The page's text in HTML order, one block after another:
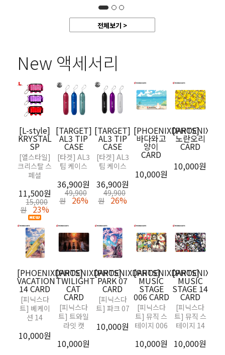
전체보기 >
New 액세서리
[L-style]
KRYSTAL
SP
[엘스타일]
크리스탈 스
페셜
11,500원
15,000
원
23%
[TARGET]
AL3 TIP
CASE
[타겟] AL3
팁 케이스
36,900원
49,900
원
26%
[TARGET]
AL3 TIP
CASE
[타겟] AL3
팁 케이스
36,900원
49,900
원
26%
[PHOENIXDARTS]
바다와고
양이
CARD
10,000원
노란오리
CARD
10,000원
[PHOENIXDARTS]
VACATION
14 CARD
[피닉스다
트] 베케이
션 14
10,000원
[PHOENIXDARTS]
TWILIGHT
CAT
CARD
[피닉스다
트] 트와일
라잇 캣
10,000원
[PHOENIXDARTS]
PARK 07
CARD
[피닉스다
트] 파크 07
10,000원
[PHOENIXDARTS]
MUSIC
STAGE
006 CARD
[피닉스다
트] 뮤직 스
테이지 006
10,000원
MUSIC
STAGE 14
CARD
[피닉스다
트] 뮤직 스
테이지 14
10,000원